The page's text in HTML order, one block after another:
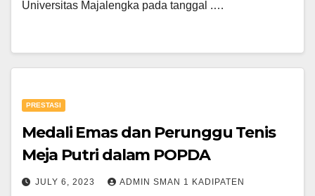
Universitas Majalengka pada tanggal .…
PRESTASI
Medali Emas dan Perunggu Tenis
Meja Putri dalam POPDA
JULY 6, 2023 ADMIN SMAN 1 KADIPATEN